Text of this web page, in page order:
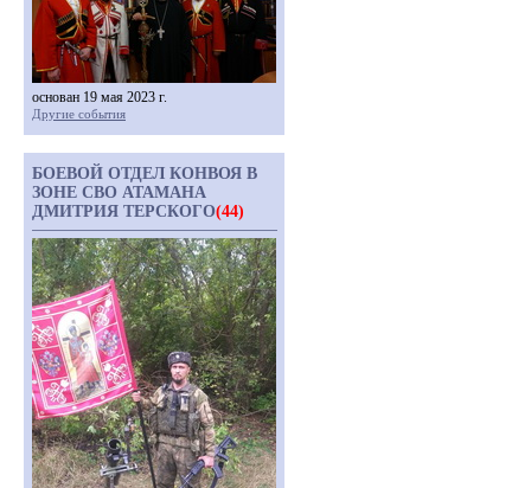
основан 19 мая 2023 г.
Другие события
БОЕВОЙ ОТДЕЛ КОНВОЯ В
ЗОНЕ СВО АТАМАНА
ДМИТРИЯ ТЕРСКОГО(44)